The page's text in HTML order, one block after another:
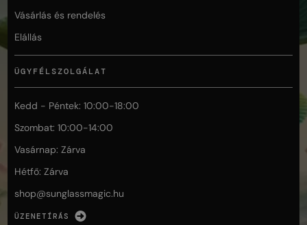
Vásárlás és rendelés
Elállás
ÜGYFÉLSZOLGÁLAT
Kedd - Péntek: 10:00-18:00
Szombat: 10:00-14:00
Vasárnap: Zárva
Hétfő: Zárva
shop@sunglassmagic.hu
ÜZENETÍRÁS